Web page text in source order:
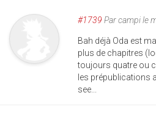
#1739 Parcampile
Bah déjà Oda est
plus de chapitres
toujours quatre ou
les prépublications
see...